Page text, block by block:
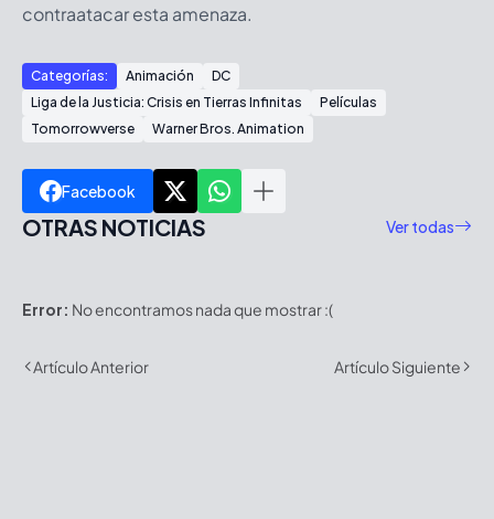
contraatacar esta amenaza.
Categorías: Animación
DC
Liga de la Justicia: Crisis en Tierras Infinitas
Películas
Tomorrowverse
Warner Bros. Animation
Facebook
OTRAS NOTICIAS Ver todas
Error: No encontramos nada que mostrar :(
Artículo Anterior Artículo Siguiente